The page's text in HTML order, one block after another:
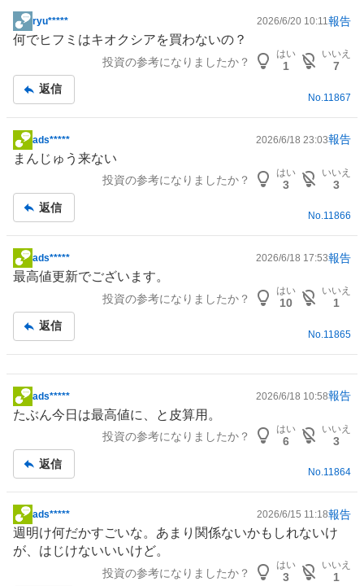
掲
示
事
ryu***** 2026/6/20 10:11報告
何でヒフミはキオクシアを買わないの？
投資の参考になりましたか？
はい
1
いいえ
7
返信
No. 11867
掲
示
事
ads***** 2026/6/18 23:03報告
まんじゅう来ない
投資の参考になりましたか？
はい
3
いいえ
3
返信
No.11866
掲
示
事
ads***** 2026/6/18 17:53報告
最高値更新でございます。
投資の参考になりましたか？
はい
10
いいえ
1
返信
No. 11865
掲
示
事
ads***** 2026/6/18 10:58報告
たぶん今日は最高値に、と皮算用。
投資の参考になりましたか？
はい
6
いいえ
3
返信
No.11864
掲
示
板
ads***** 2026/6/15 11:18報告
週明け何だかすごいな。あまり関係ないかもしれないけ
が、はじけないいいけど。
投資の参考になりましたか？
はい
3
いいえ
1